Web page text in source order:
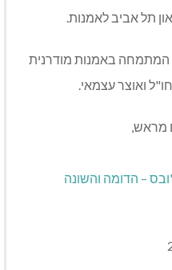
תל אביב לאמנות.
המתמחה באמנות מודרנית
ואוצר עצמאי.
– הדומה והשונה